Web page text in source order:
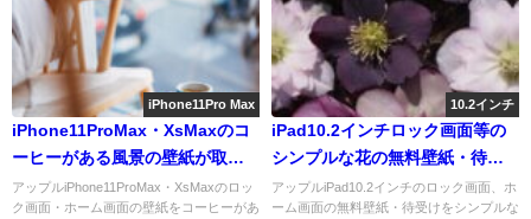
iPhone11Pro Max
iPhone11ProMax・XsMaxのコ
ーヒーがある風景の壁紙が取り
放題
アップルiPhone11ProMax・XsMaxのロッ
ク画面・ホーム画面の壁紙をコーヒーがあ
10.2インチ
iPad10.2インチロック画面等の
シンプルな花の無料壁紙・待受
けを配信中
アップルiPad10.2インチのロック画面、ホ
ーム画面の無料壁紙・待受けをシンプルな